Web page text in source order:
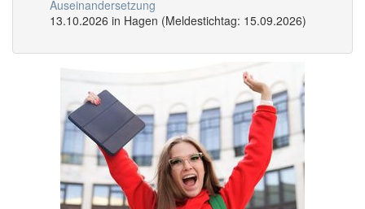
Auseinandersetzung
13.10.2026 in Hagen (Meldestichtag: 15.09.2026)